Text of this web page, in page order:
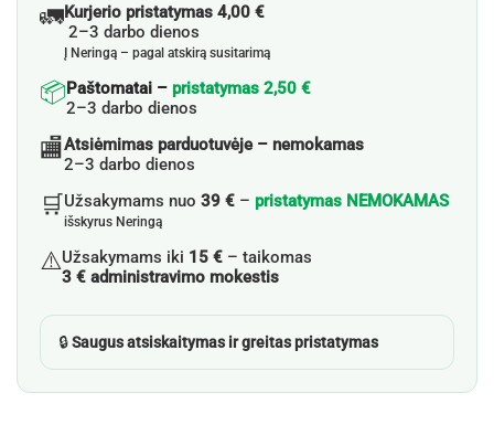
🚛Kurjerio pristatymas 4,00 €
2–3 darbo dienos
Į Neringą – pagal atskirą susitarimą
📦Paštomatai – pristatymas 2,50 €
2–3 darbo dienos
🏬Atsiėmimas parduotuvėje – nemokamas
2–3 darbo dienos
🛒Užsakymams nuo 39 € – pristatymas NEMOKAMAS
išskyrus Neringą
⚠️Užsakymams iki 15 € – taikomas
3 € administravimo mokestis
🔒Saugus atsiskaitymas ir greitas pristatymas